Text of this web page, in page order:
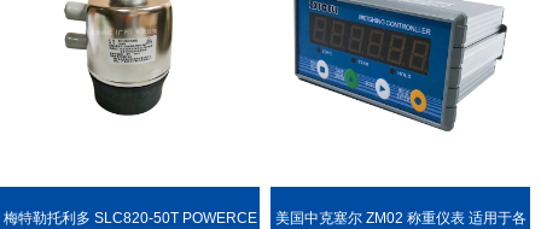
梅特勒托利多 SLC820-50T POWERCE 美国中克塞尔 ZM02 称重仪表 适用于各